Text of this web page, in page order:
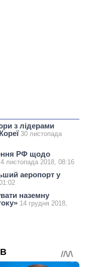
з лідерами
30 листопада
РФ щодо
4 листопада 2018, 08:16
аеропорт у
наземну
14 грудня 2018,